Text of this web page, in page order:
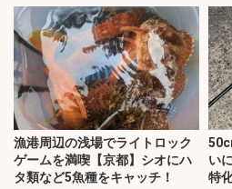
漁港周辺の浅場でライトロック
ゲームを満喫【京都】シオにハ
タ類など5魚種をキャッチ！
い
特